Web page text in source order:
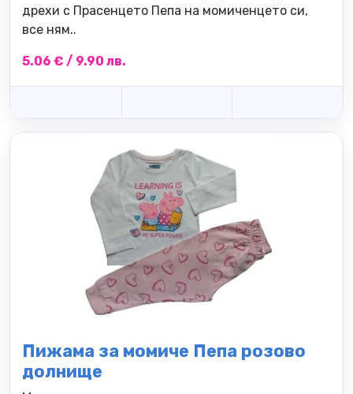
дрехи с Прасенцето Пепа на момиченцето си,
все ням..
5.06 € / 9.90 лв.
Пижама за момиче Пепа розово
долнище